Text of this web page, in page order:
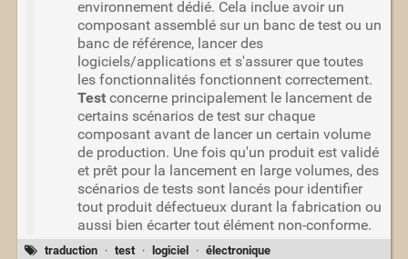
environnement dédié. Cela inclue avoir un
composant assemblé sur un banc de test ou un
banc de référence, lancer des
logiciels/applications et s'assurer que toutes
les fonctionnalités fonctionnent correctement.
Testconcerne principalement le lancement de
certains scénarios de test sur chaque
composant avant de lancer un certain volume
de production. Une fois qu'un produit est validé
et prêt pour la lancement en large volumes, des
scénarios de tests sont lancés pour identifier
tout produit défectueux durant la fabrication ou
aussi bien écarter tout élément non-conforme.
traduction · test · logiciel · électronique